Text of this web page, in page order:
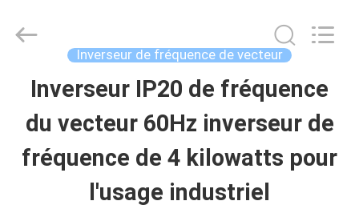
APERÇU
PRODUITS
Electrical
Reserved.
Inverseur de fréquence de vecteur
Inverseur IP20 de fréquence
du vecteur 60Hz inverseur de
fréquence de 4 kilowatts pour
l'usage industriel